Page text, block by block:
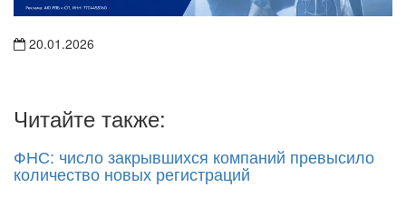
20.01.2026
Читайте также:
ФНС: число закрывшихся компаний превысило
количество новых регистраций